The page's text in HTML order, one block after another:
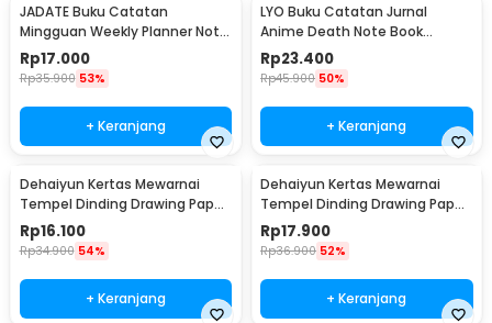
JADATE Buku Catatan
Mingguan Weekly Planner Note
52 Sheets - Q046
Rp17.000
Rp35.900 53%
+ Keranjang
LYO Buku Catatan Jurnal
Anime Death Note Book
Leather Case - CW-05
Rp23.400
Rp45.900 50%
+ Keranjang
Dehaiyun Kertas Mewarnai
Tempel Dinding Drawing Paper
Roll 3M Vehicles - HB30
Rp16.100
Rp34.900 54%
+ Keranjang
Dehaiyun Kertas Mewarnai
Tempel Dinding Drawing Paper
Roll 3M Dinosaur Paradise -
HB30
Rp17.900
Rp36.900 52%
+ Keranjang